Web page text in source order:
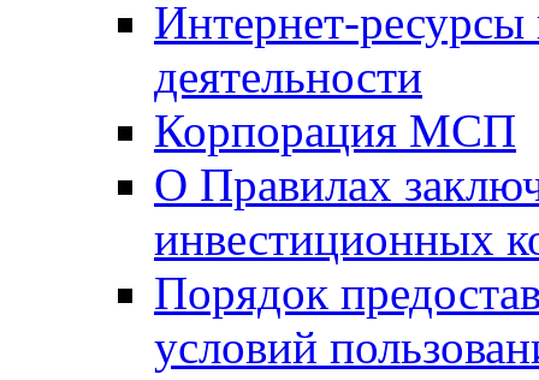
Интернет-
деятельности
Корпорация МСП
О Правилах
инвестиционных
Порядок
условий